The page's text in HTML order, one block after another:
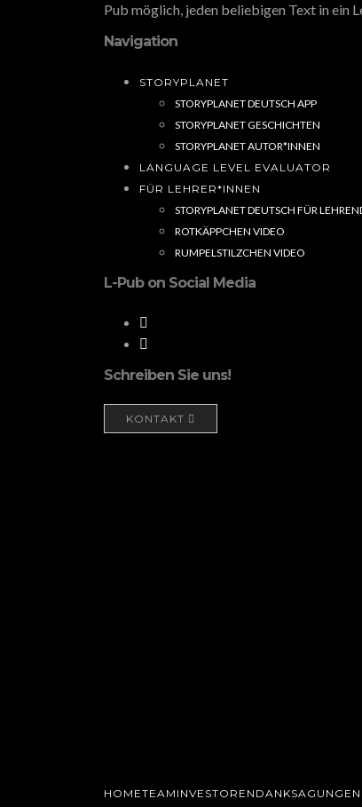
Pub möglich, jeden beliebigen Text in ein
Navigation
STORYPLANET
STORYPLANET DEUTSCH APP
STORYPLANET GESCHICHTEN
STORYPLANET AUTOR*INNEN
LANGUAGE LEVEL EVALUATOR
FÜR LEHRER*INNEN
STORYPLANET DEUTSCH FÜR
ROTKÄPPCHEN VIDEO
RUMPELSTILZCHEN VIDEO
L-Pub on Social Media
Schreiben Sie uns!
KONTAKT
HOMETEAM INVESTOREN DANKSAGUNGEN